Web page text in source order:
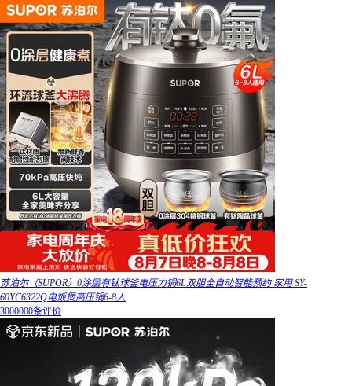
苏泊尔（SUPOR）0涂层有钛球釜电压力锅6L双胆全自动智能预约 家用 SY-
60YC6322Q电饭煲高压锅6-8人
3000000条评价